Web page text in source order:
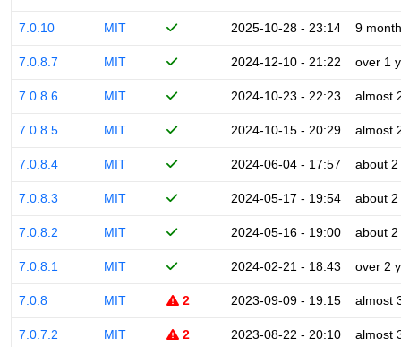
7.0.10 MIT 2025-10-28 - 23:14 9
7.0.8.7 MIT 2024-12-10 - 21:22 over 1
7.0.8.6 MIT 2024-10-23 - 22:23 almost
7.0.8.5 MIT 2024-10-15 - 20:29 almost
7.0.8.4 MIT 2024-06-04 - 17:57 about
7.0.8.3 MIT 2024-05-17 - 19:54 about
7.0.8.2 MIT 2024-05-16 - 19:00 about
7.0.8.1 MIT 2024-02-21 - 18:43 over 2
7.0.8 MIT 2 2023-09-09 - 19:15 almost
7.0.7.2 MIT 2 2023-08-22 - 20:10 almost